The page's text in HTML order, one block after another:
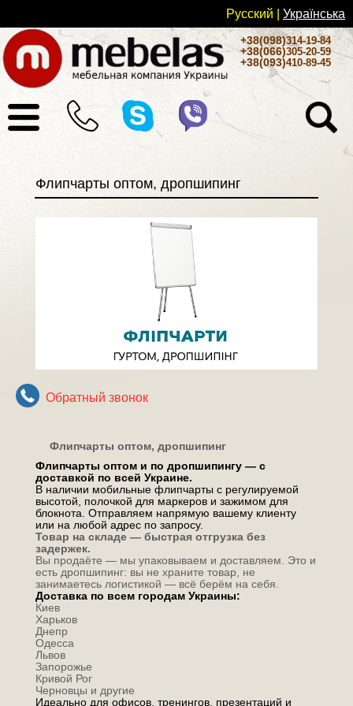
Русский Українськa
+38(098)314-19-84
+38(066)305-20-59
+38(093)410-89-45
Флипчарты оптом, дропшипинг
Обратный звонок
Флипчарты оптом, дропшипинг
Флипчарты оптом и по дропшипингу — с
доставкой по всей Украине.
В наличии мобильные флипчарты с регулируемой
высотой, полочкой для маркеров и зажимом для
блокнота. Отправляем напрямую вашему клиенту
или на любой адрес по запросу.
Товар на складе — быстрая отгрузка без
задержек.
Вы продаёте — мы упаковываем и доставляем. Это и
есть дропшипинг: вы не храните товар, не
занимаетесь логистикой — всё берём на себя.
Доставка по всем городам Украины:
Киев
Харьков
Днепр
Одесса
Львов
Запорожье
Кривой Рог
Черновцы и другие
Идеально для офисов, тренингов, презентаций и